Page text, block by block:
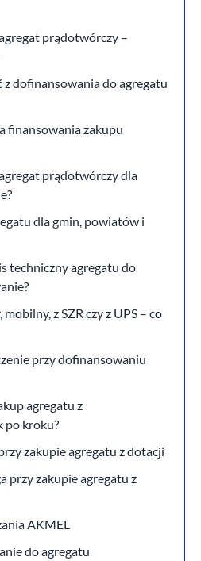
prądotwórczy –
z dofinansowania do agregatu
finansowania zakupu
prądotwórczy dla
dla gmin, powiatów i
techniczny agregatu do
z SZR czy z UPS – co
przy dofinansowaniu
agregatu z
po kroku?
zakupie agregatu z dotacji
przy zakupie agregatu z
AKMEL
do agregatu